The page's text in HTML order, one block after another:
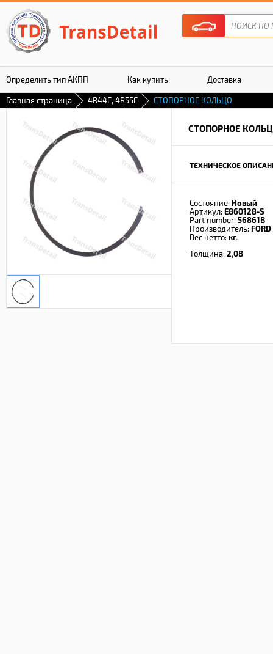
Определить тип АКПП Как купить Доставка
Гарантия
Главная страница 4R44E, 4R55E СТОПОРНОЕ КОЛЬЦО
СТОПОРНОЕ
ТЕХНИЧЕСКОЕ
Состояние: Новый
Артикул: E860128-S
Part number: 56861B
Производитель: FORD
Вес нетто: кг.
Толщина: 2,08